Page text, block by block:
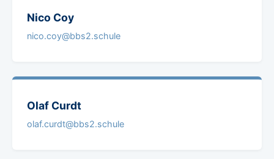
Nico Coy
nico.coy@bbs2.schule
Olaf Curdt
olaf.curdt@bbs2.schule